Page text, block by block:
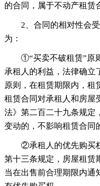
的合同，属于不动产租赁
2、合同的相对性会
为：
①“买卖不破租赁”原
承租人的利益，法律确立
原则，在租赁期限内，租
租赁合同对承租人和房屋
法》第二百二十九条规定
变动的，不影响租赁合同
②承租人的优先购买
第十三条规定，房屋租赁
当在出售前合理期限内通